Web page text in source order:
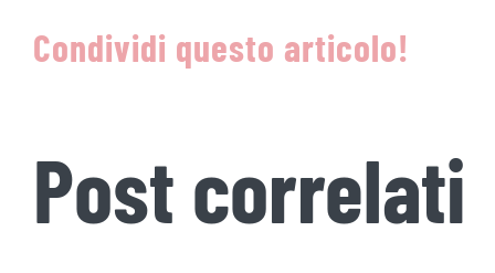
Condividi questo articolo!
Post correlati